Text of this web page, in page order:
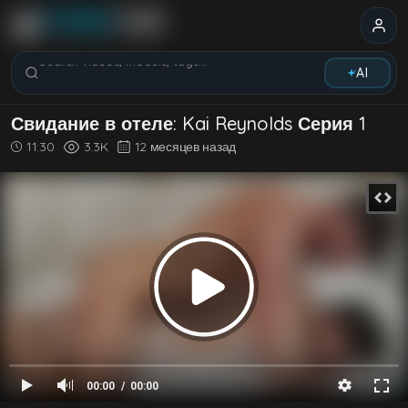
Search videos, models, tags...
AI
Свидание в отеле: Kai Reynolds Серия 1
11:30 3.3K 12 месяцев назад
00:00 00:00